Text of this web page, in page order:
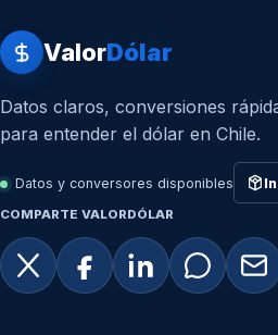
ValorDólar
Datos claros, conversiones
para entender el dólar en Chile.
Datos y conversores disponibles
COMPARTE VALORDÓLAR